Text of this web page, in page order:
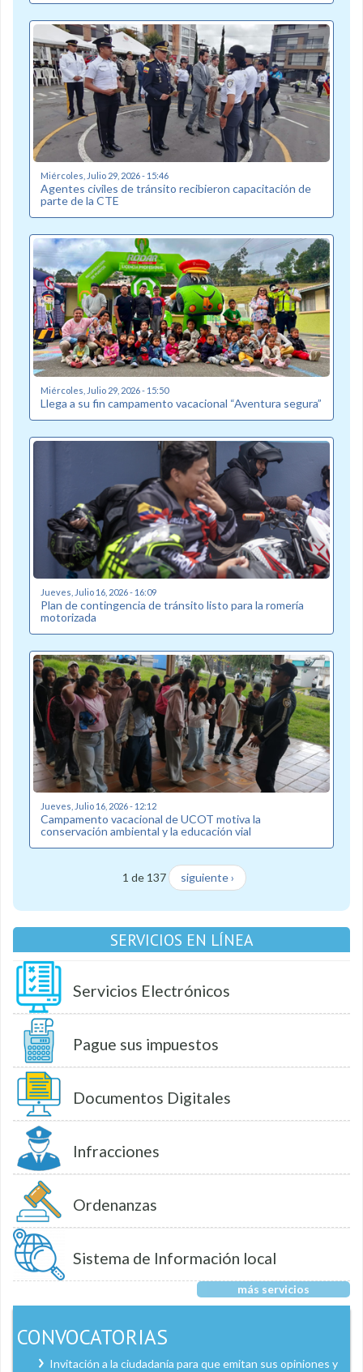
Miércoles, Julio 29, 2026 - 15:46
Agentes civiles de tránsito recibieron capacitación de
parte de la CTE
Miércoles, Julio 29, 2026 - 15:50
Llega a su fin campamento vacacional “Aventura segura”
Jueves, Julio 16, 2026 - 16:09
Plan de contingencia de tránsito listo para la romería
motorizada
Jueves, Julio 16, 2026 - 12:12
Campamento vacacional de UCOT motiva la
conservación ambiental y la educación vial
1 de 137 siguiente ›
SERVICIOS EN LÍNEA
Servicios Electrónicos
Pague sus impuestos
Documentos Digitales
Infracciones
Ordenanzas
Sistema de Información local
más servicios
CONVOCATORIAS
Invitación a la ciudadanía para que emitan sus opiniones y